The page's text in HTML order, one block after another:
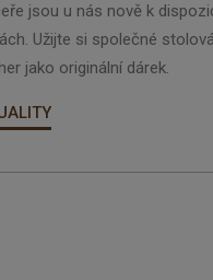
jsou u nás nově k
Užijte si společné
jako originální dárek.